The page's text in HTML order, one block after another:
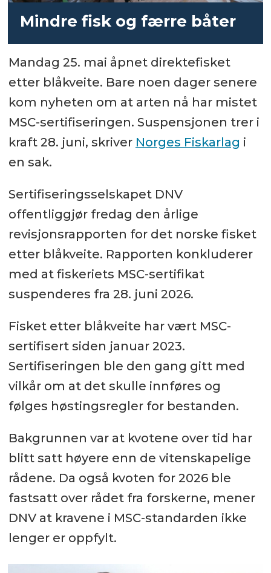
Mindre fisk og færre båter
Mandag 25. mai åpnet direktefisket
etter blåkveite. Bare noen dager senere
kom nyheten om at arten nå har mistet
MSC-sertifiseringen. Suspensjonen trer i
kraft 28. juni, skriver Norges Fiskarlag i
en sak.
Sertifiseringsselskapet DNV
offentliggjør fredag den årlige
revisjonsrapporten for det norske fisket
etter blåkveite. Rapporten konkluderer
med at fiskeriets MSC-sertifikat
suspenderes fra 28. juni 2026.
Fisket etter blåkveite har vært MSC-
sertifisert siden januar 2023.
Sertifiseringen ble den gang gitt med
vilkår om at det skulle innføres og
følges høstingsregler for bestanden.
Bakgrunnen var at kvotene over tid har
blitt satt høyere enn de vitenskapelige
rådene. Da også kvoten for 2026 ble
fastsatt over rådet fra forskerne, mener
DNV at kravene i MSC-standarden ikke
lenger er oppfylt.